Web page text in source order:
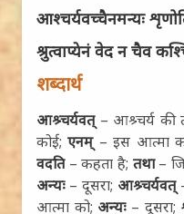
आश्चर्यवच्चैनमन्यः
श्रुत्वाप्येनं वेद न चैव
शब्दार्थ
आश्र्चर्यवत्– आश्र्चर्य की
कोई;एनम्– इस आत्मा
वदति– कहता है; तथा–
अन्यः– दूसरा; आश्र्चर्यवत्
आत्मा को; अन्यः– दूसरा;